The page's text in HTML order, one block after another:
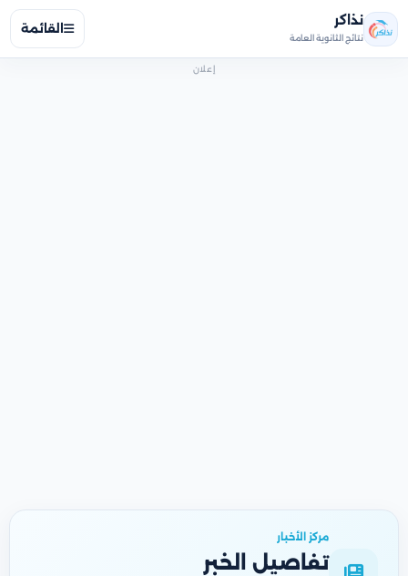
نذاكر
نتائج الثانوية العامة
القائمة
إعلان
مركز الأخبار
تفاصيل الخبر